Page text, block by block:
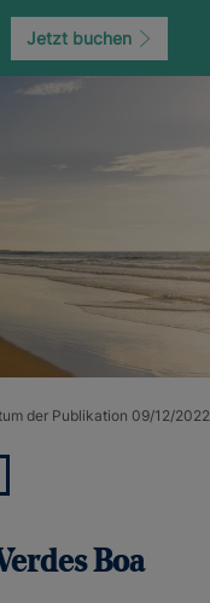
Jetzt buchen
der Publikation 09/12/2022
Boa